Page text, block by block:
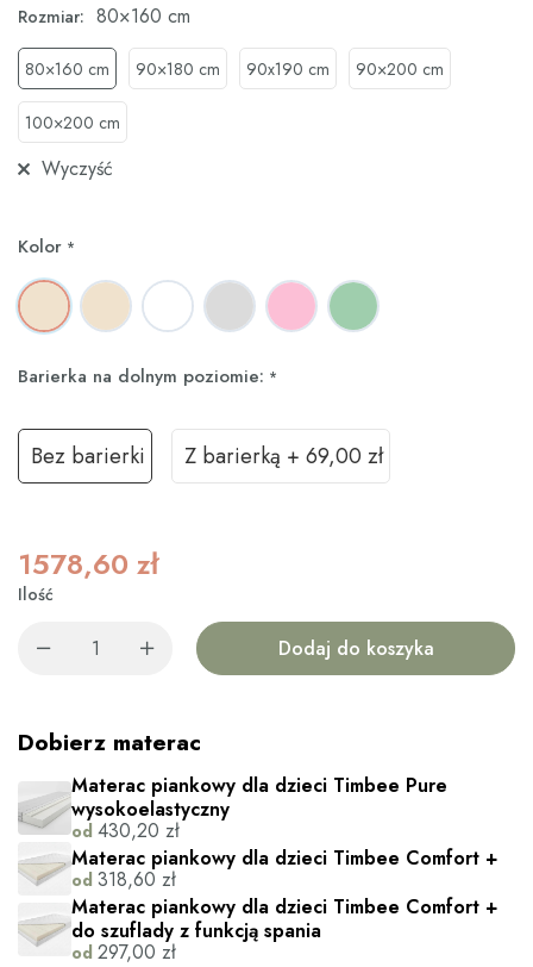
Rozmiar: 80×160 cm
80×160 cm 90×180 cm 90x190 cm 90×200 cm
100×200 cm
Wyczyść
Kolor *
Barierka na dolnym poziomie: *
Bez barierki Z barierką + 69,00 zł
1578,60 zł
Ilość
Dodaj do koszyka
Dobierz materac
Materac piankowy dla dzieci Timbee Pure
wysokoelastyczny
od 430,20 zł
Materac piankowy dla dzieci Timbee Comfort +
od 318,60 zł
Materac piankowy dla dzieci Timbee Comfort +
do szuflady z funkcją spania
od 297,00 zł